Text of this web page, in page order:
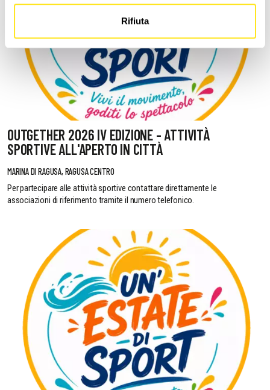
Rifiuta
OUTGETHER 2026 IV EDIZIONE - ATTIVITÀ
SPORTIVE ALL'APERTO IN CITTÀ
MARINA DI RAGUSA, RAGUSA CENTRO
Per partecipare alle attività sportive contattare direttamente le
associazioni di riferimento tramite il numero telefonico.